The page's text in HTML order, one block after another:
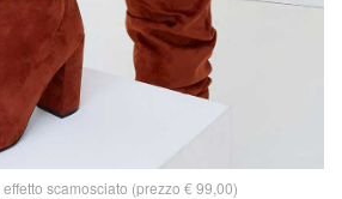
effetto scamosciato (prezzo € 99,00)